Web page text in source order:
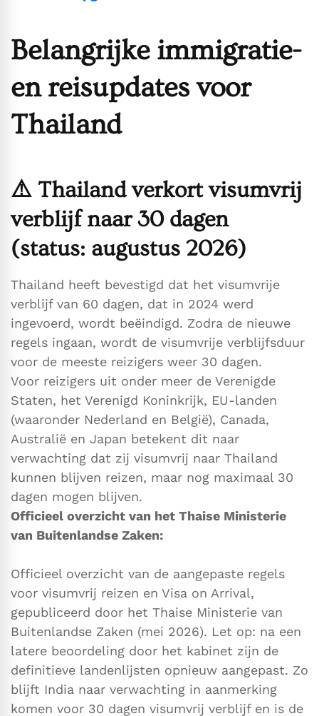
Belangrijke immigratie-
en reisupdates voor
Thailand
⚠️ Thailand verkort visumvrij
verblijf naar 30 dagen
(status: augustus 2026)
Thailand heeft bevestigd dat het visumvrije
verblijf van 60 dagen, dat in 2024 werd
ingevoerd, wordt beëindigd. Zodra de nieuwe
regels ingaan, wordt de visumvrije verblijfsduur
voor de meeste reizigers weer 30 dagen.
Voor reizigers uit onder meer de Verenigde
Staten, het Verenigd Koninkrijk, EU-landen
(waaronder Nederland en België), Canada,
Australië en Japan betekent dit naar
verwachting dat zij visumvrij naar Thailand
kunnen blijven reizen, maar nog maximaal 30
dagen mogen blijven.
Officieel overzicht van het Thaise Ministerie
van Buitenlandse Zaken:
Officieel overzicht van de aangepaste regels
voor visumvrij reizen en Visa on Arrival,
gepubliceerd door het Thaise Ministerie van
Buitenlandse Zaken (mei 2026). Let op: na een
latere beoordeling door het kabinet zijn de
definitieve landenlijsten opnieuw aangepast. Zo
blijft India naar verwachting in aanmerking
komen voor 30 dagen visumvrij verblijf en is de